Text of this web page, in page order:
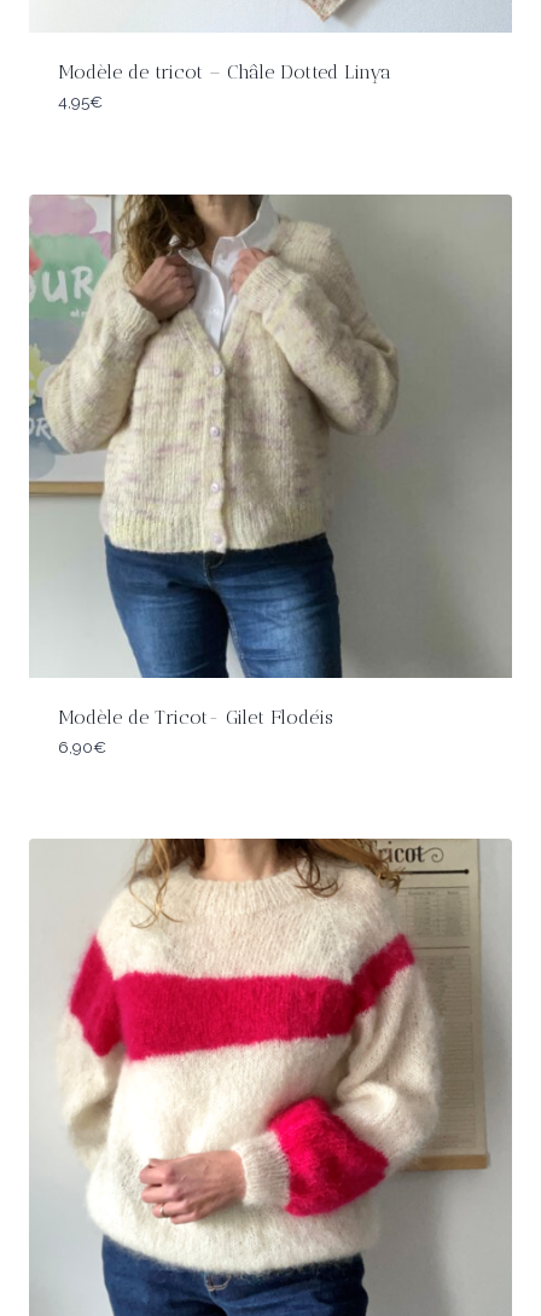
Modèle de tricot – Châle Dotted Linya
4,95€
Modèle de Tricot- Gilet Flodéis
6,90€